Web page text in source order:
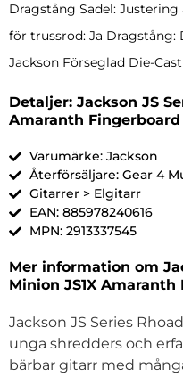
Dragstång Sadel:
för trussrod: Ja Dragstång:
Jackson Förseglad Die-Cast
Detaljer: Jackson JS
Amaranth
Varumärke: Jackson
Återförsäljare: Gear 4
Gitarrer > Elgitarr
EAN: 885978240616
MPN: 2913337545
Mer information om
Minion JS1X
Jackson JS Series
unga shredders och
bärbar gitarr med